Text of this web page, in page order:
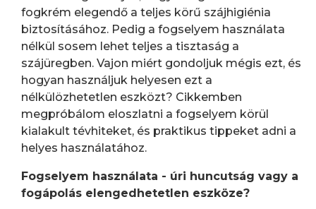
fogkrém elegendő a teljes körű szájhigiénia
biztosításához. Pedig a fogselyem használata
nélkül sosem lehet teljes a tisztaság a
szájüregben. Vajon miért gondoljuk mégis ezt, és
hogyan használjuk helyesen ezt a
nélkülözhetetlen eszközt? Cikkemben
megpróbálom eloszlatni a fogselyem körül
kialakult tévhiteket, és praktikus tippeket adni a
helyes használatához.
Fogselyem használata - úri huncutság vagy a
fogápolás elengedhetetlen eszköze?